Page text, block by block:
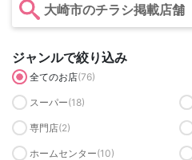
大崎市のチラシ掲載店舗
ジャンルで絞り込み
全てのお店(76)
スーパー(18)
専門店(2)
ホームセンター(10)